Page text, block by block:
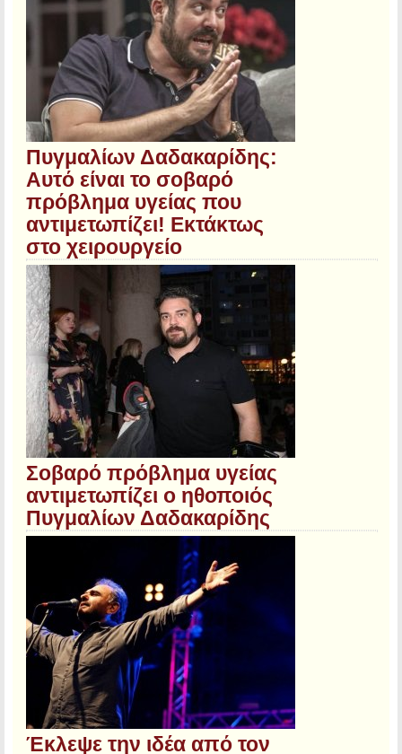
Πυγμαλίων Δαδακαρίδης:
Αυτό είναι το σοβαρό
πρόβλημα υγείας που
αντιμετωπίζει! Εκτάκτως
στο χειρουργείο
Σοβαρό πρόβλημα υγείας
αντιμετωπίζει ο ηθοποιός
Πυγμαλίων Δαδακαρίδης
Έκλεψε την ιδέα από τον